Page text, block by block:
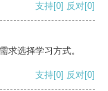
支持[0] 反对[0]
求选择学习方式。
支持[0] 反对[0]